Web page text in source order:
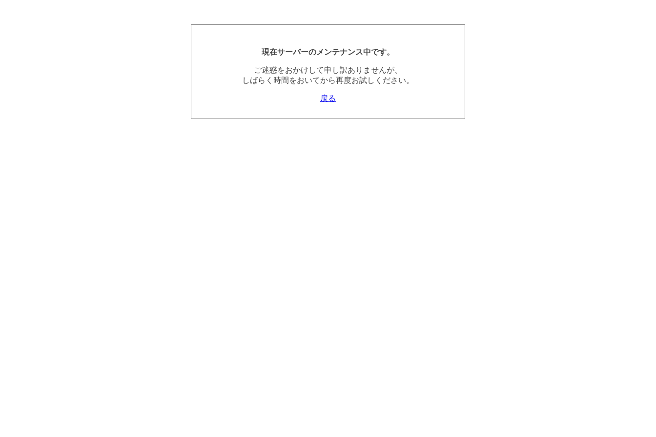
現在サーバーのメンテナンス中です。
ご迷惑をおかけして申し訳ありませんが、
しばらく時間をおいてから再度お試しください。
戻る